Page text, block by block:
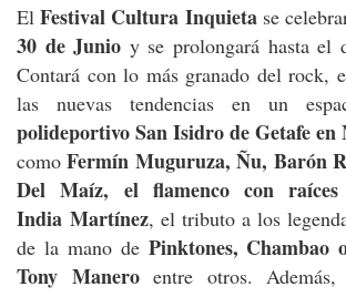
ElFestival Cultura Inquietase
30 de Junio y se prolongará hasta
Contará con lo más granado del rock,
las nuevas tendencias en un
polideportivo San Isidro de Getafe
comoFermín Muguruza, Ñu, Barón
Del Maíz, el flamenco con raíces
India Martínez, el tributo a los
de la mano dePinktones, Chambao
Tony Maneroentre otros.